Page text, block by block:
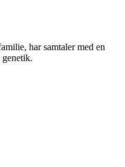
har samtaler med en